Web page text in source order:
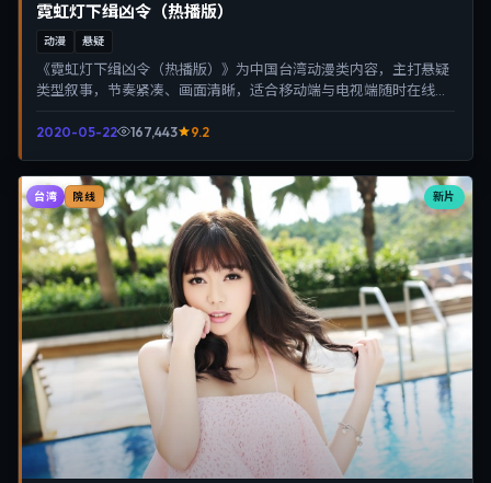
霓虹灯下缉凶令（热播版）
动漫 悬疑
《霓虹灯下缉凶令（热播版）》为中国台湾动漫类内容，主打悬疑
类型叙事，节奏紧凑、画面清晰，适合移动端与电视端随时在线观
2020-05-22 167,443 9.2
新片
台湾 院线